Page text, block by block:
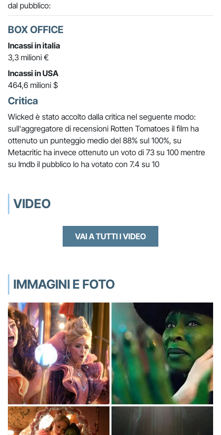
dal pubblico:
BOX OFFICE
Incassi in italia
3,3 milioni €
Incassi in USA
464,6 milioni $
Critica
Wicked è stato accolto dalla critica nel seguente modo:
sull'aggregatore di recensioni Rotten Tomatoes il film ha
ottenuto un punteggio medio del 88% sul 100%, su
Metacritic ha invece ottenuto un voto di 73 su 100 mentre
su Imdb il pubblico lo ha votato con 7.4 su 10
VIDEO
VAI A TUTTI I VIDEO
IMMAGINI E FOTO